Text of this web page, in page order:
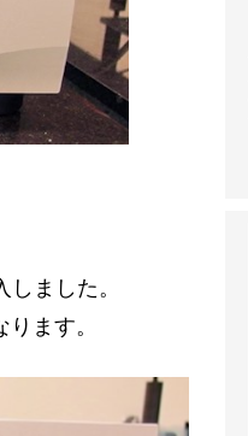
ました。
ます。